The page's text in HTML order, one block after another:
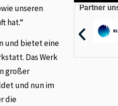
unseren
hat.“
und bietet eine
Das Werk
großer
und nun im
die
Partner